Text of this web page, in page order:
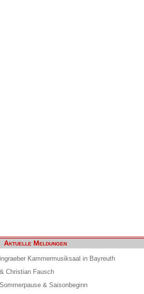
Aktuelle Meldungen
Kammermusiksaal in Bayreuth
Christian Fausch
& Saisonbeginn